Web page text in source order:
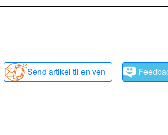
Send artikel til en ven